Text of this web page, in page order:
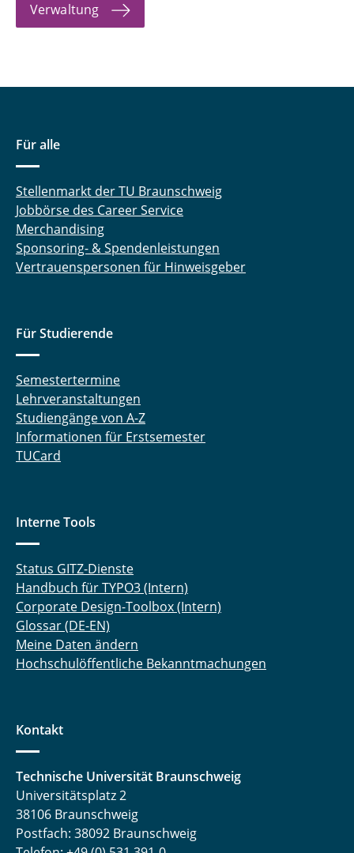
Verwaltung
Für alle
Stellenmarkt der TU Braunschweig
Jobbörse des Career Service
Merchandising
Sponsoring- & Spendenleistungen
Vertrauenspersonen für Hinweisgeber
Für Studierende
Semestertermine
Lehrveranstaltungen
Studiengänge von A-Z
Informationen für Erstsemester
TUCard
Interne Tools
Status GITZ-Dienste
Handbuch für TYPO3 (Intern)
Corporate Design-Toolbox (Intern)
Glossar (DE-EN)
Meine Daten ändern
Hochschulöffentliche Bekanntmachungen
Kontakt
Technische Universität Braunschweig
Universitätsplatz 2
38106 Braunschweig
Postfach: 38092 Braunschweig